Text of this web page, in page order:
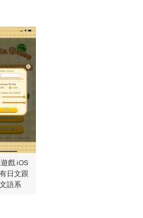
戲 iOS
日文跟
語系